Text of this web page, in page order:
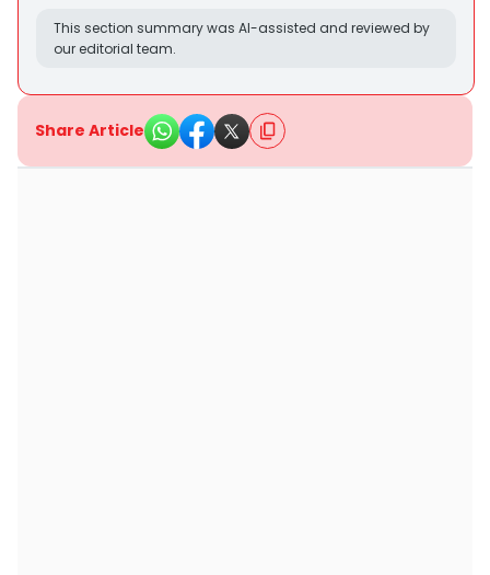
This section summary was AI-assisted and reviewed by
our editorial team.
Share Article